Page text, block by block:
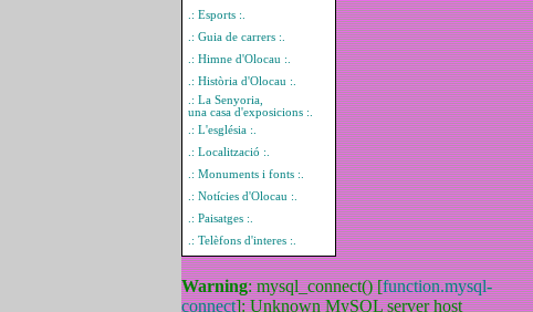
.: Esports :.
.: Guia de carrers :.
.: Himne d'Olocau :.
.: Història d'Olocau :.
.: La Senyoria,
una casa d'exposicions :.
.: L'església :.
.: Localització :.
.: Monuments i fonts :.
.: Notícies d'Olocau :.
.: Paisatges :.
.: Telèfons d'interes :.
Warning: mysql_connect() [function.mysql-
connect]: Unknown MySQL server host